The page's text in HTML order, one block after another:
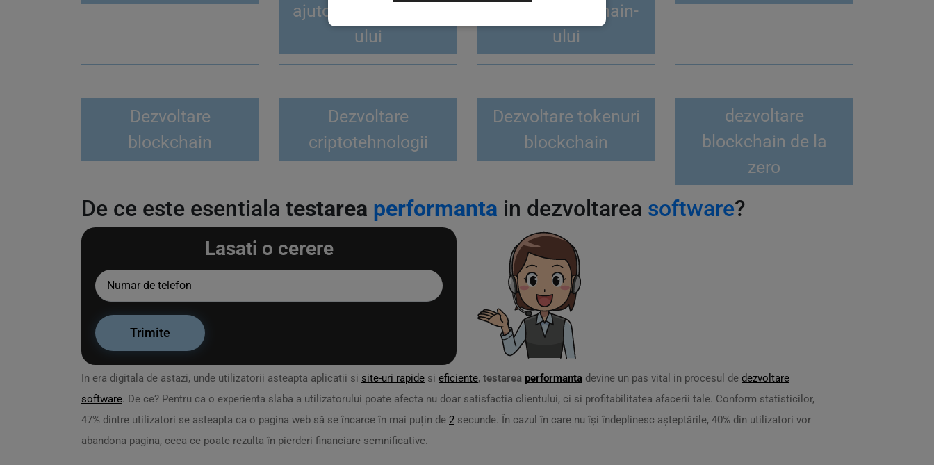
ajutorul blockchain-
ului
pe baza blocchain-
ului
Dezvoltare
blockchain
Dezvoltare
criptotehnologii
Dezvoltare tokenuri
blockchain
dezvoltare
blockchain de la
zero
De ce este esentiala testarea performanta in dezvoltarea software?
Lasati o cerere
In era digitala de astazi, unde utilizatorii asteapta aplicatii si site-uri rapide si eficiente, testarea performanta devine un pas vital in procesul de dezvoltare
software. De ce? Pentru ca o experienta slaba a utilizatorului poate afecta nu doar satisfactia clientului, ci si profitabilitatea afacerii tale. Conform statisticilor,
47% dintre utilizatori se asteapta ca o pagina web să se încarce în mai puțin de 2 secunde. În cazul în care nu își îndeplinesc așteptările, 40% din utilizatori vor
abandona pagina, ceea ce poate rezulta în pierderi financiare semnificative.